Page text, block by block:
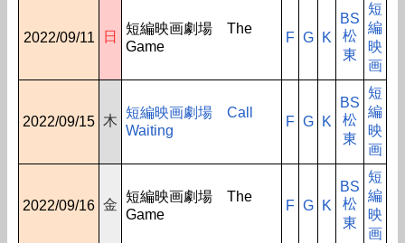
2022/09/11 日
短編映画劇場 The
Game
F G K
BS
松
東
短
編
映
画
2022/09/15 木
短編映画劇場 Call
Waiting
F G K
BS
松
東
短
編
映
画
2022/09/16 金
短編映画劇場 The
Game
F G K
BS
松
東
短
編
映
画